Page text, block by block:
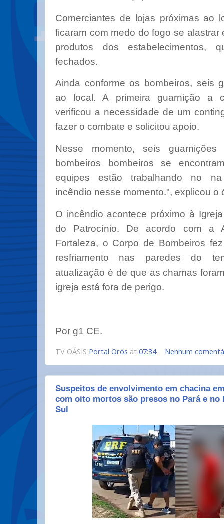
Comerciantes de lojas próximas ao
ficaram com medo do fogo se alastrar
produtos dos estabelecimentos,
fechados.
Ainda conforme os bombeiros, seis
ao local. A primeira guarnição a
verificou a necessidade de um
fazer o combate e solicitou apoio.
Nesse momento, seis
bombeiros bombeiros se
equipes estão trabalhando no
incêndio nesse momento.", explicou o
O incêndio acontece próximo à
do Patrocínio. De acordo com a
Fortaleza, o Corpo de Bombeiros
resfriamento nas paredes do
atualização é de que as chamas
igreja está fora de perigo.
Por g1 CE.
TV OÁSIS Portal Orós at 07:34 Nenhum
Suspeitos de envolvimento em chacina
com oito mortos são presos no Pará e no
Sul